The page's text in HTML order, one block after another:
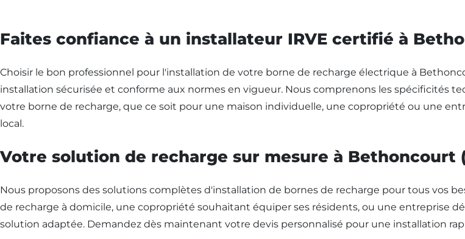
Faites confiance à un installateur IRVE certifié à
Choisir le bon professionnel pour l'installation de votre borne de recharge électrique à
installation sécurisée et conforme aux normes en vigueur. Nous comprenons les spécificités
votre borne de recharge, que ce soit pour une maison individuelle, une copropriété ou une
local.
Votre solution de recharge sur mesure à Bethoncourt
Nous proposons des solutions complètes d'installation de bornes de recharge pour tous vos
de recharge à domicile, une copropriété souhaitant équiper ses résidents, ou une entreprise
solution adaptée. Demandez dès maintenant votre devis personnalisé pour une installation